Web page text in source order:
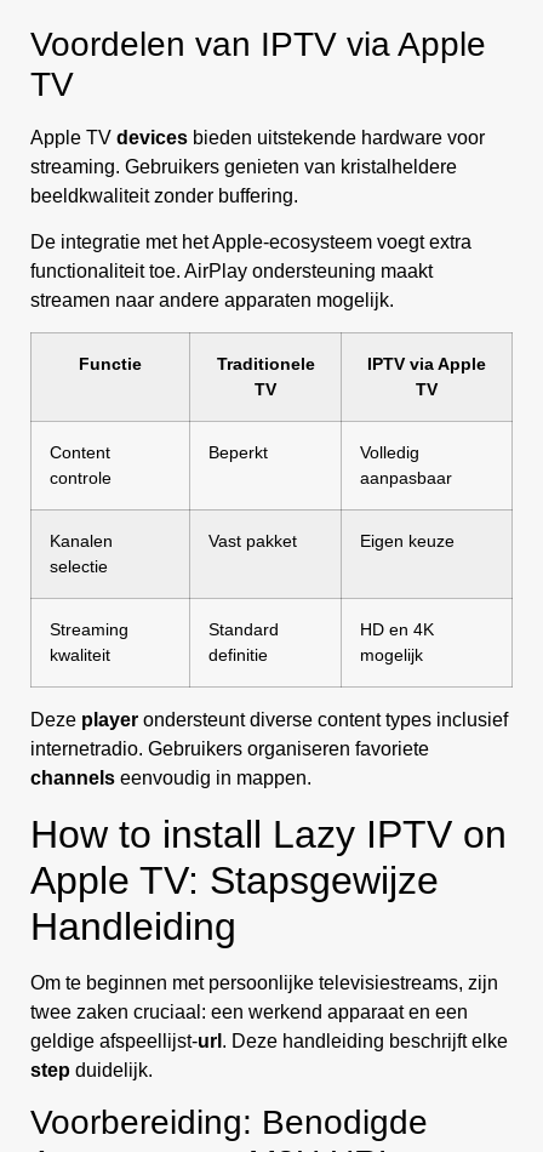
Voordelen van IPTV via Apple
TV
Apple TV devices bieden uitstekende hardware voor
streaming. Gebruikers genieten van kristalheldere
beeldkwaliteit zonder buffering.
De integratie met het Apple-ecosysteem voegt extra
functionaliteit toe. AirPlay ondersteuning maakt
streamen naar andere apparaten mogelijk.
Functie
Traditionele
TV
IPTV via Apple
TV
Content
controle
Beperkt
Volledig
aanpasbaar
Kanalen
selectie
Vast pakket Eigen keuze
Streaming
kwaliteit
Standard
definitie
HD en 4K
mogelijk
Deze player ondersteunt diverse content types inclusief
internetradio. Gebruikers organiseren favoriete
channels eenvoudig in mappen.
How to install Lazy IPTV on
Apple TV: Stapsgewijze
Handleiding
Om te beginnen met persoonlijke televisiestreams, zijn
twee zaken cruciaal: een werkend apparaat en een
geldige afspeellijst-url . Deze handleiding beschrijft elke
step duidelijk.
Voorbereiding: Benodigde